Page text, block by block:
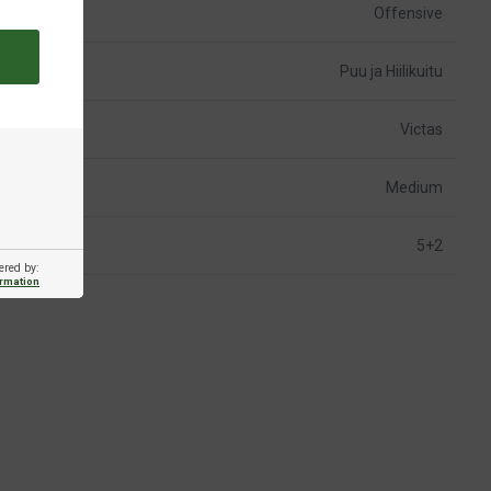
by:
Offensive
Puu ja Hiilikuitu
Victas
Medium
5+2